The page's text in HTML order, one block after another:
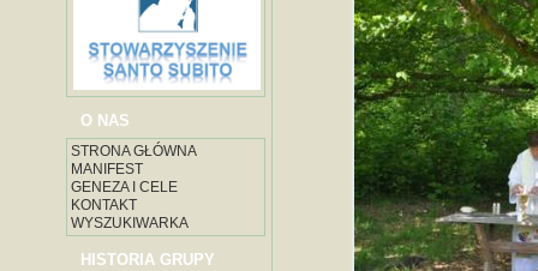
O NAS
STRONA GŁÓWNA
MANIFEST
GENEZA I CELE
KONTAKT
WYSZUKIWARKA
HISTORIA GRUPY